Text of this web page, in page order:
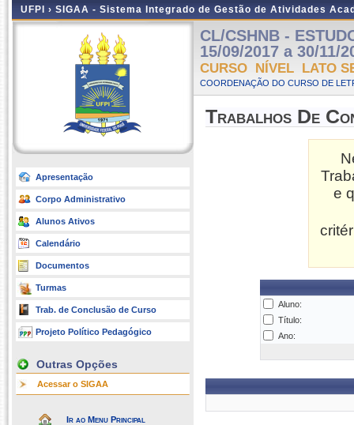
UFPI › SIGAA - Sistema Integrado de Gestão de Atividades
Apresentação
Corpo Administrativo
Alunos Ativos
Calendário
Documentos
Turmas
Trab. de Conclusão de Curso
Projeto Político Pedagógico
Outras Opções
Acessar o SIGAA
Ir ao Menu Principal
CL/CSHNB -
15/09/2017 a 30/11/
CURSO NÍVEL LATO
COORDENAÇÃO DO CURSO DE
Trabalhos De
e
Aluno:
Título:
Ano: